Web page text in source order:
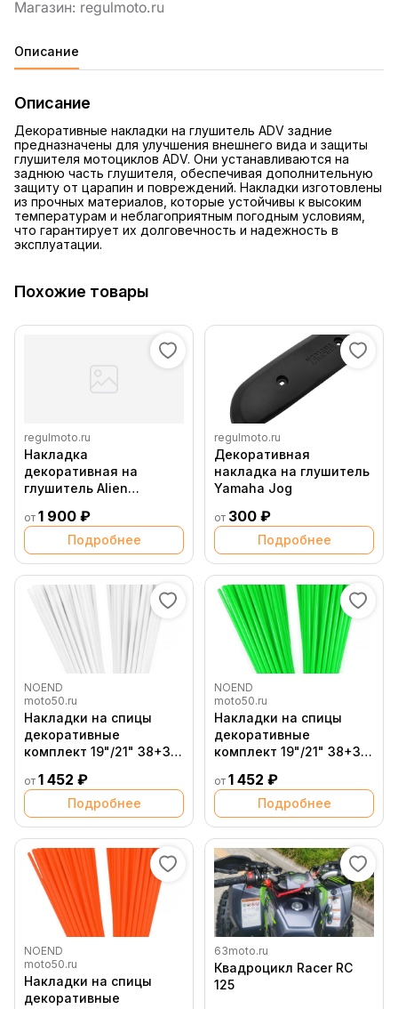
Описание
Описание
Декоративные накладки на глушитель ADV задние
предназначены для улучшения внешнего вида и защиты
глушителя мотоциклов ADV. Они устанавливаются на
заднюю часть глушителя, обеспечивая дополнительную
защиту от царапин и повреждений. Накладки изготовлены
из прочных материалов, которые устойчивы к высоким
температурам и неблагоприятным погодным условиям,
что гарантирует их долговечность и надежность в
эксплуатации.
Похожие товары
regulmoto.ru
Накладка
декоративная на
глушитель Alien
от 1 900 ₽
Подробнее
regulmoto.ru
Декоративная
накладка на глушитель
Yamaha Jog
от 300 ₽
Подробнее
NOEND
moto50.ru
Накладки на спицы
декоративные
комплект 19"/21" 38+38
от 1 452 ₽
Подробнее
NOEND
moto50.ru
Накладки на спицы
декоративные
комплект 19"/21" 38+38
флуоресцентный
от 1 452 ₽
Подробнее
NOEND
moto50.ru
Накладки на спицы
декоративные
63moto.ru
Квадроцикл Racer RC
125